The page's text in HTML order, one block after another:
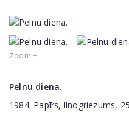
Zoom +
Pelnu diena.
1984. Papīrs, linogriezums,